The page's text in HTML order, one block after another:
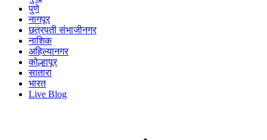
पुणे
नागपूर
छत्रपती संभाजीनगर
नाशिक
अहिल्यानगर
कोल्हापूर
सातारा
भारत
Live Blog